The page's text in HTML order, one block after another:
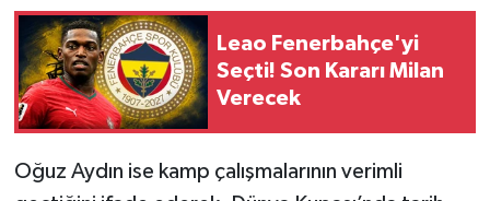
Leao Fenerbahçe'yi
Seçti! Son Kararı Milan
Verecek
Oğuz Aydın ise kamp çalışmalarının verimli